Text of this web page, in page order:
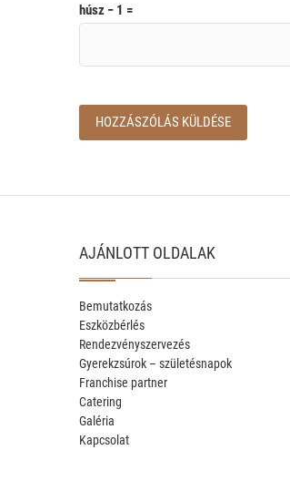
húsz − 1 =
AJÁNLOTT OLDALAK
Bemutatkozás
Eszközbérlés
Rendezvényszervezés
Gyerekzsúrok – születésnapok
Franchise partner
Catering
Galéria
Kapcsolat